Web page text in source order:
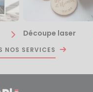
Découpe laser
NOS SERVICES